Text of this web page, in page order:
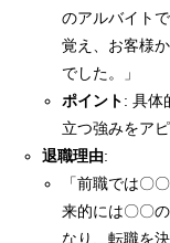
のアルバイト
覚え、お客様
でした。」
ポイント: 具体
立つ強みをア
退職理由:
「前職では〇
来的には〇〇
なり、転職を